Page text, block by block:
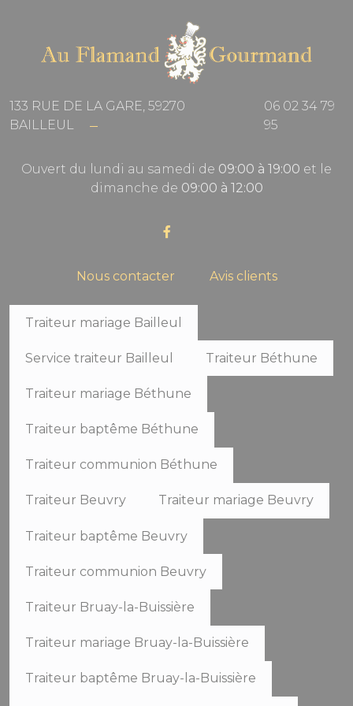
133 RUE DE LA GARE, 59270
BAILLEUL
06 02 34 79
95
Ouvert du lundi au samedi de 09:00 à 19:00 et le
dimanche de 09:00 à 12:00
Nous contacter Avis clients
Traiteur mariage Bailleul
Service traiteur Bailleul Traiteur Béthune
Traiteur mariage Béthune
Traiteur baptême Béthune
Traiteur communion Béthune
Traiteur Beuvry Traiteur mariage Beuvry
Traiteur baptême Beuvry
Traiteur communion Beuvry
Traiteur Bruay-la-Buissière
Traiteur mariage Bruay-la-Buissière
Traiteur baptême Bruay-la-Buissière